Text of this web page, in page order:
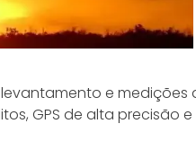
e medições
GPS de alta precisão e